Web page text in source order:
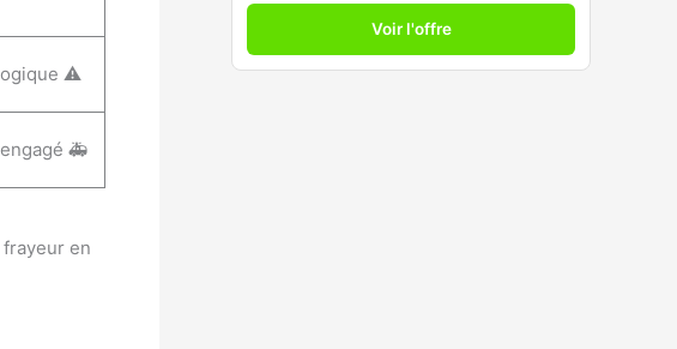
⚠️
🚑
en
Voir l'offre